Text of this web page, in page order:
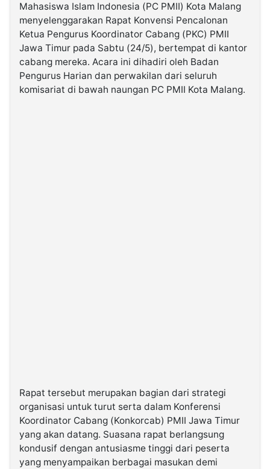
Kabarbaru.co
2026
Mahasiswa Islam Indonesia (PC PMII) Kota Malang
menyelenggarakan Rapat Konvensi Pencalonan
Ketua Pengurus Koordinator Cabang (PKC) PMII
Jawa Timur pada Sabtu (24/5), bertempat di kantor
cabang mereka. Acara ini dihadiri oleh Badan
Pengurus Harian dan perwakilan dari seluruh
komisariat di bawah naungan PC PMII Kota Malang.
Rapat tersebut merupakan bagian dari strategi
organisasi untuk turut serta dalam Konferensi
Koordinator Cabang (Konkorcab) PMII Jawa Timur
yang akan datang. Suasana rapat berlangsung
kondusif dengan antusiasme tinggi dari peserta
yang menyampaikan berbagai masukan demi